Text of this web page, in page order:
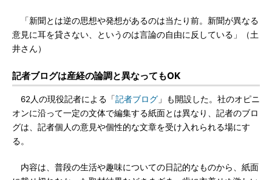
「新聞とは逆の思想や発想があるのは当たり前。新聞が異なる
意見に耳を貸さない、というのは言論の自由に反している」（土
井さん）
記者ブログは産経の論調と異なってもOK
62人の現役記者による「記者ブログ 」も開設した。社のオピニ
オンに沿って一定の文体で編集する紙面とは異なり、記者のブロ
グは、記者個人の意見や個性的な文章を受け入れられる場にす
る。
内容は、普段の生活や趣味についての日記的なものから、紙面